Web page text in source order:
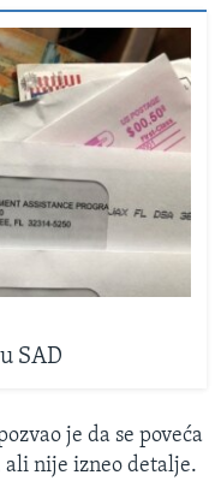
SAD
je da se poveća
ali nije izneo detalje.